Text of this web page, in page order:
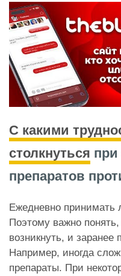
С какими
столкнуться
препаратов
Ежедневно принимать
Поэтому важно
возникнуть, и заранее
Например, иногда
препараты. При